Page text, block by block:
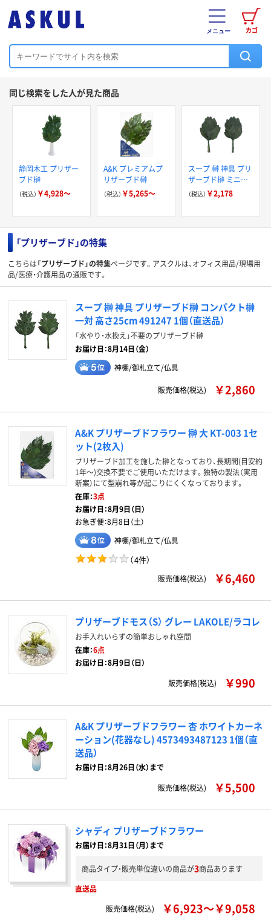
カゴ
メニュー
同じ検索をした人が見た商品
静岡木工 プリザー
ブド榊
（税込） ￥4,928～
A&K プレミアムプ
リザーブド榊
（税込） ￥5,265～
スープ 榊 神具 プリ
ザーブド榊 ミニ榊
一対 高さ20cm
491246 1個（直送
（税込） ￥2,178
「プリザーブド」の特集
こちらは「プリザーブド」の特集ページです。アスクルは、オフィス用品/現場用
品/医療・介護用品の通販です。
スープ 榊 神具 プリザーブド榊 コンパクト榊
一対 高さ25cm 491247 1個（直送品）
「水やり・水換え」不要のプリザーブド榊
お届け日：8月14日（金）
神棚/御札立て/仏具
販売価格(税込) ￥2,860
A&K プリザーブドフラワー 榊 大 KT-003 1セ
ット(2枚入)
プリザーブド加工を施した榊となっており、長期間(目安約
1年～)交換不要でご使用いただけます。独特の製法（実用
新案）にて型崩れ等が起こりにくくなっております。
在庫：3点
お届け日：8月9日（日）
お急ぎ便：8月8日（土）
神棚/御札立て/仏具
（4件）
販売価格(税込) ￥6,460
プリザーブドモス（S） グレー LAKOLE/ラコレ
お手入れいらずの簡単おしゃれ空間
在庫：6点
お届け日：8月9日（日）
販売価格(税込)
￥990
A&K プリザーブドフラワー 杏 ホワイトカーネ
ーション(花器なし) 4573493487123 1個（直
送品）
お届け日：8月26日（水）まで
販売価格(税込)
￥5,500
シャディ プリザーブドフラワー
お届け日：8月31日（月）まで
商品タイプ・販売単位違いの商品が3商品あります
直送品
販売価格(税込)
￥6,923～￥9,058